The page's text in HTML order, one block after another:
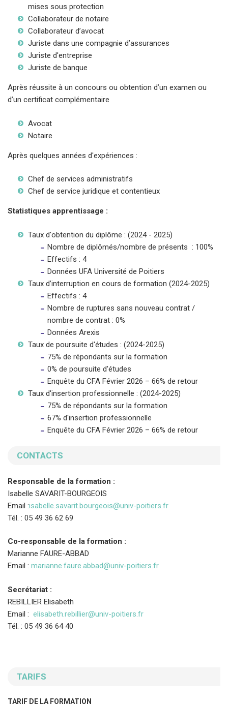
mises sous protection
Collaborateur de notaire
Collaborateur d’avocat
Juriste dans une compagnie d’assurances
Juriste d'entreprise
Juriste de banque
Après réussite à un concours ou obtention d’un examen ou
d’un certificat complémentaire
Avocat
Notaire
Après quelques années d'expériences :
Chef de services administratifs
Chef de service juridique et contentieux
Statistiques apprentissage :
Taux d'obtention du diplôme : (2024 - 2025)
Nombre de diplômés/nombre de présents : 100%
Effectifs : 4
Données UFA Université de Poitiers
Taux d’interruption en cours de formation (2024-2025)
Effectifs : 4
Nombre de ruptures sans nouveau contrat /
nombre de contrat : 0%
Données Arexis
Taux de poursuite d'études : (2024-2025)
75% de répondants sur la formation
0% de poursuite d'études
Enquête du CFA Février 2026 – 66% de retour
Taux d'insertion professionnelle : (2024-2025)
75% de répondants sur la formation
67% d'insertion professionnelle
Enquête du CFA Février 2026 – 66% de retour
CONTACTS
Responsable de la formation :
Isabelle SAVARIT-BOURGEOIS
Email :isabelle.savarit.bourgeois@univ-poitiers.fr
Tél. : 05 49 36 62 69
Co-responsable de la formation :
Marianne FAURE-ABBAD
Email : marianne.faure.abbad@univ-poitiers.fr
Secrétariat :
REBILLIER Elisabeth
Email : elisabeth.rebillier@univ-poitiers.fr
Tél. : 05 49 36 64 40
TARIFS
TARIF DE LA FORMATION